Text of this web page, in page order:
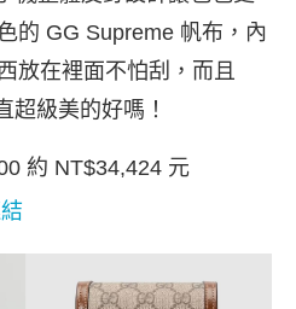
的 GG Supreme 帆布，內
放在裡面不怕刮，而且
超級美的好嗎！
約 NT$34,424 元